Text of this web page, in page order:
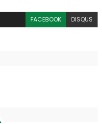
FACEBOOK DISQUS